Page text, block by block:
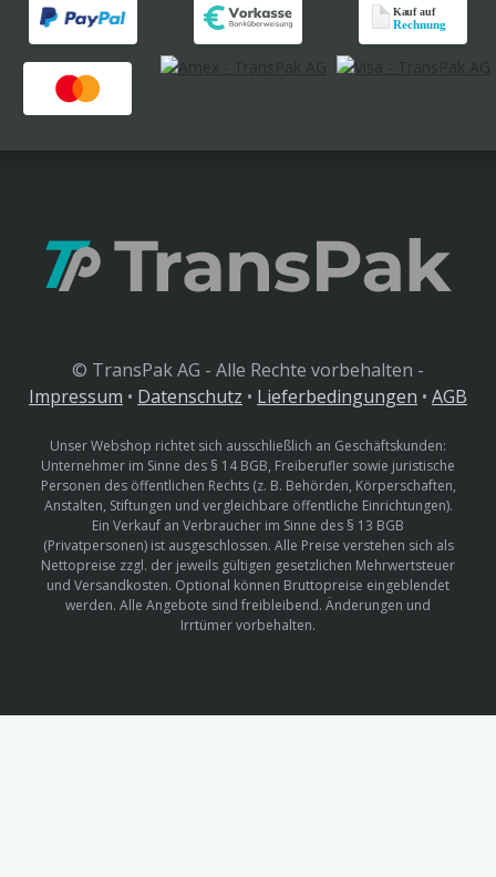
© TransPak AG - Alle Rechte vorbehalten -
Impressum • Datenschutz • Lieferbedingungen • AGB
Unser Webshop richtet sich ausschließlich an Geschäftskunden:
Unternehmer im Sinne des § 14 BGB, Freiberufler sowie juristische
Personen des öffentlichen Rechts (z. B. Behörden, Körperschaften,
Anstalten, Stiftungen und vergleichbare öffentliche Einrichtungen).
Ein Verkauf an Verbraucher im Sinne des § 13 BGB
(Privatpersonen) ist ausgeschlossen. Alle Preise verstehen sich als
Nettopreise zzgl. der jeweils gültigen gesetzlichen Mehrwertsteuer
und Versandkosten. Optional können Bruttopreise eingeblendet
werden. Alle Angebote sind freibleibend. Änderungen und
Irrtümer vorbehalten.